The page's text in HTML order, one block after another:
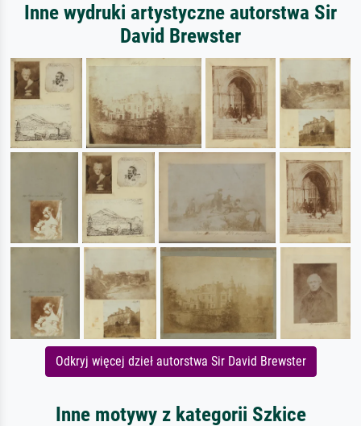
Inne wydruki artystyczne autorstwa Sir
David Brewster
Odkryj więcej dzieł autorstwa Sir David Brewster
Inne motywy z kategorii Szkice